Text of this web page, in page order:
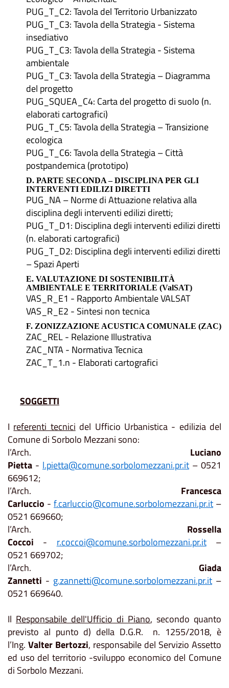
PUG_T_C2: Tavola del Territorio Urbanizzato
PUG_T_C3: Tavola della Strategia - Sistema
insediativo
PUG_T_C3: Tavola della Strategia - Sistema
ambientale
PUG_T_C3: Tavola della Strategia – Diagramma
del progetto
PUG_SQUEA_C4: Carta del progetto di suolo (n.
elaborati cartografici)
PUG_T_C5: Tavola della Strategia – Transizione
ecologica
PUG_T_C6: Tavola della Strategia – Città
postpandemica (prototipo)
D. PARTE SECONDA – DISCIPLINA PER GLI
INTERVENTI EDILIZI DIRETTI
PUG_NA – Norme di Attuazione relativa alla
disciplina degli interventi edilizi diretti;
PUG_T_D1: Disciplina degli interventi edilizi diretti
(n. elaborati cartografici)
PUG_T_D2: Disciplina degli interventi edilizi diretti
– Spazi Aperti
E. VALUTAZIONE DI SOSTENIBILITÀ
AMBIENTALE E TERRITORIALE (ValSAT)
VAS_R_E1 - Rapporto Ambientale VALSAT
VAS_R_E2 - Sintesi non tecnica
F.ZONIZZAZIONE ACUSTICA COMUNALE (ZAC)
ZAC_REL - Relazione Illustrativa
ZAC_NTA - Normativa Tecnica
ZAC_T_1.n - Elaborati cartografici
SOGGETTI
I referenti tecnici del Ufficio Urbanistica - edilizia del
Comune di Sorbolo Mezzani sono:
l’Arch. Luciano
Pietta - l.pietta@comune.sorbolomezzani.pr.it – 0521
669612;
l’Arch. Francesca
Carluccio - f.carluccio@comune.sorbolomezzani.pr.it –
0521 669660;
l’Arch. Rossella
Coccoi - r.coccoi@comune.sorbolomezzani.pr.it–
0521 669702;
l’Arch. Giada
Zannetti - g.zannetti@comune.sorbolomezzani.pr.it –
0521 669640.
Il Responsabile dell'Ufficio di Piano, secondo quanto
previsto al punto d) della D.G.R. n. 1255/2018, è
l’Ing. Valter Bertozzi, responsabile del Servizio Assetto
ed uso del territorio -sviluppo economico del Comune
di Sorbolo Mezzani.